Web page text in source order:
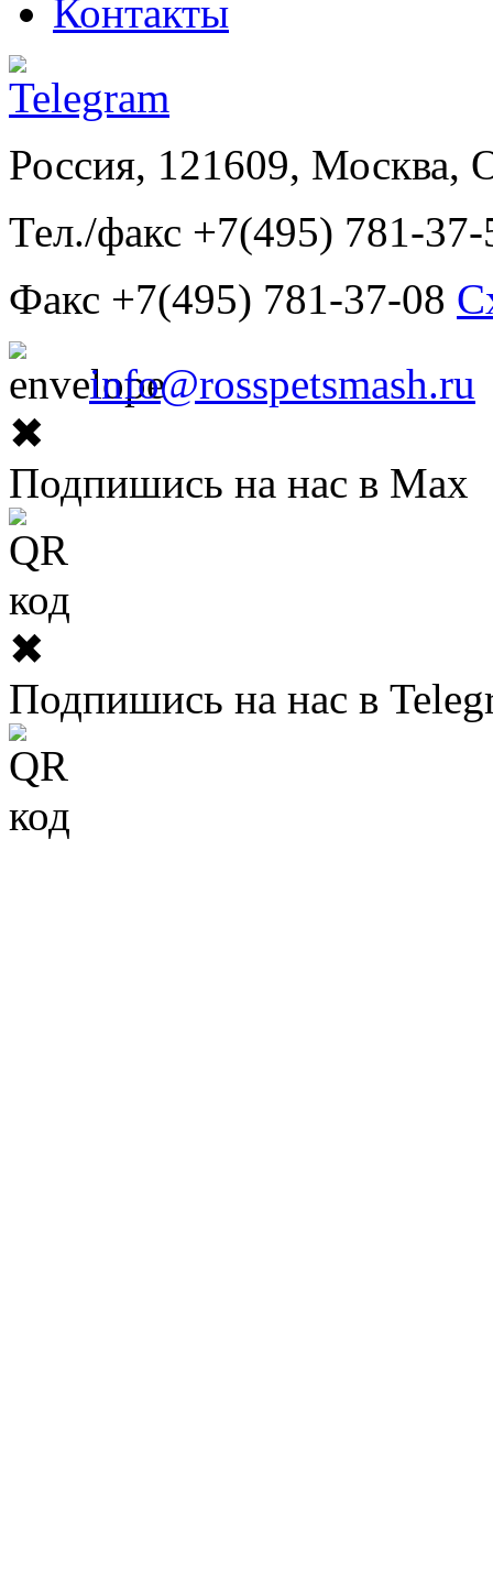
Контакты
Россия, 121609, Москва,
Тел./факс +7(495) 781-37-
Факс +7(495) 781-37-08
info@rosspetsmash.ru
✖
Подпишись на нас в Max
✖
Подпишись на нас в